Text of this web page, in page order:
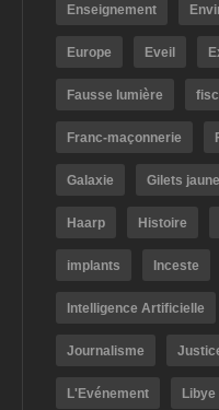
Enseignement
Europe Eveil
Fausse lumière fisc
Franc-maçonnerie
Galaxie Gilets
Haarp Histoire
implants Inceste
Intelligence Artificielle
Journalisme
L'Evénement Libye